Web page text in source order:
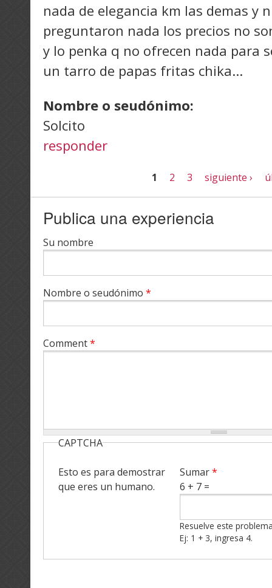
nada de elegancia km las demas y
preguntaron nada los precios no
y lo penka q no ofrecen nada para
un tarro de papas fritas chika...
Nombre o seudónimo:
Solcito
responder
1 2 3 siguiente ›
Publica una experiencia
Su nombre
Nombre o seudónimo *
Comment*
CAPTCHA
Esto es para demostrar
que eres un humano.
Sumar*
6 + 7 =
Resuelve este
Ej: 1 + 3, ingresa 4.